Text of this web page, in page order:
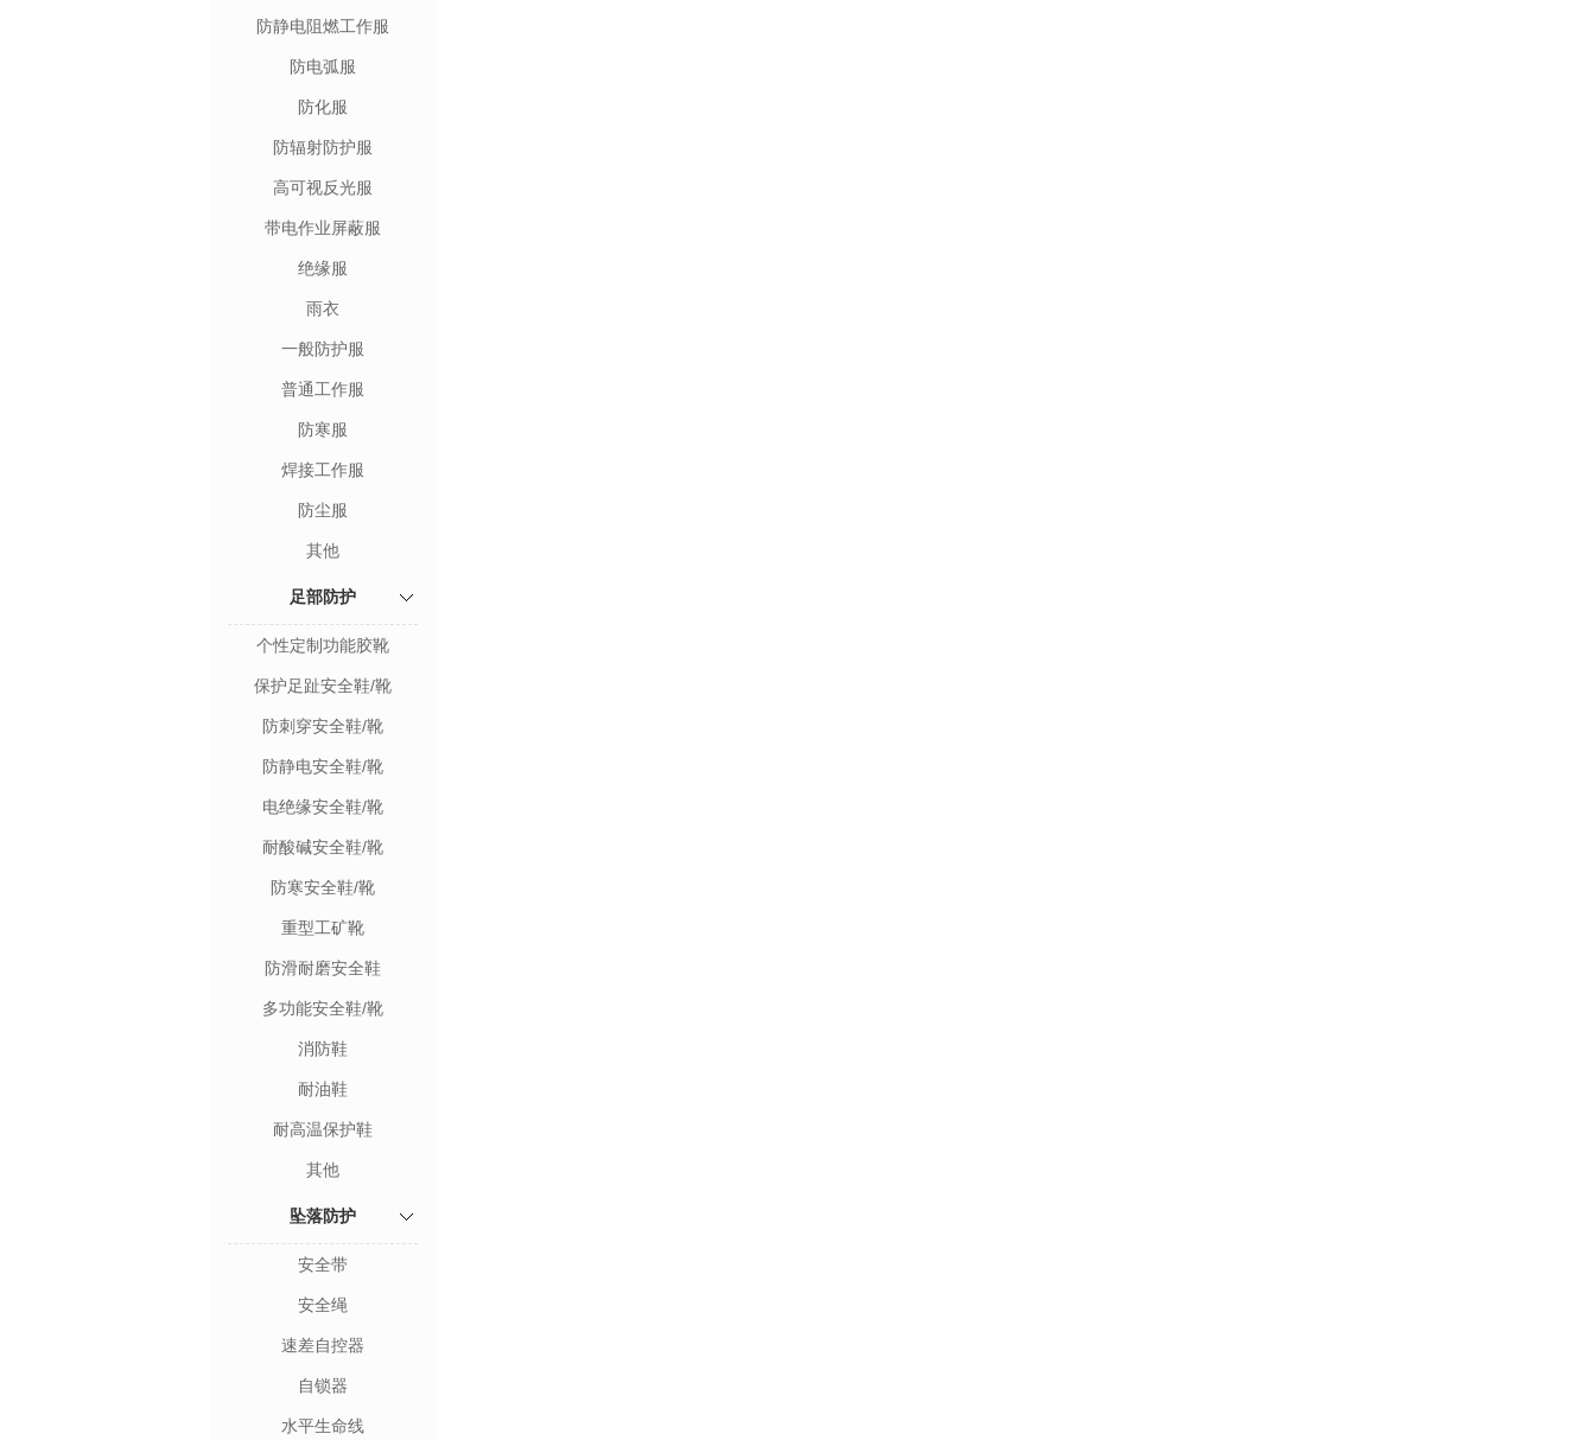
防静电阻燃工作服
防电弧服
防化服
防辐射防护服
高可视反光服
带电作业屏蔽服
绝缘服
雨衣
一般防护服
普通工作服
防寒服
焊接工作服
防尘服
其他
足部防护
个性定制功能胶靴
保护足趾安全鞋/靴
防刺穿安全鞋/靴
防静电安全鞋/靴
电绝缘安全鞋/靴
耐酸碱安全鞋/靴
防寒安全鞋/靴
重型工矿靴
防滑耐磨安全鞋
多功能安全鞋/靴
消防鞋
耐油鞋
耐高温保护鞋
其他
坠落防护
安全带
安全绳
速差自控器
自锁器
水平生命线